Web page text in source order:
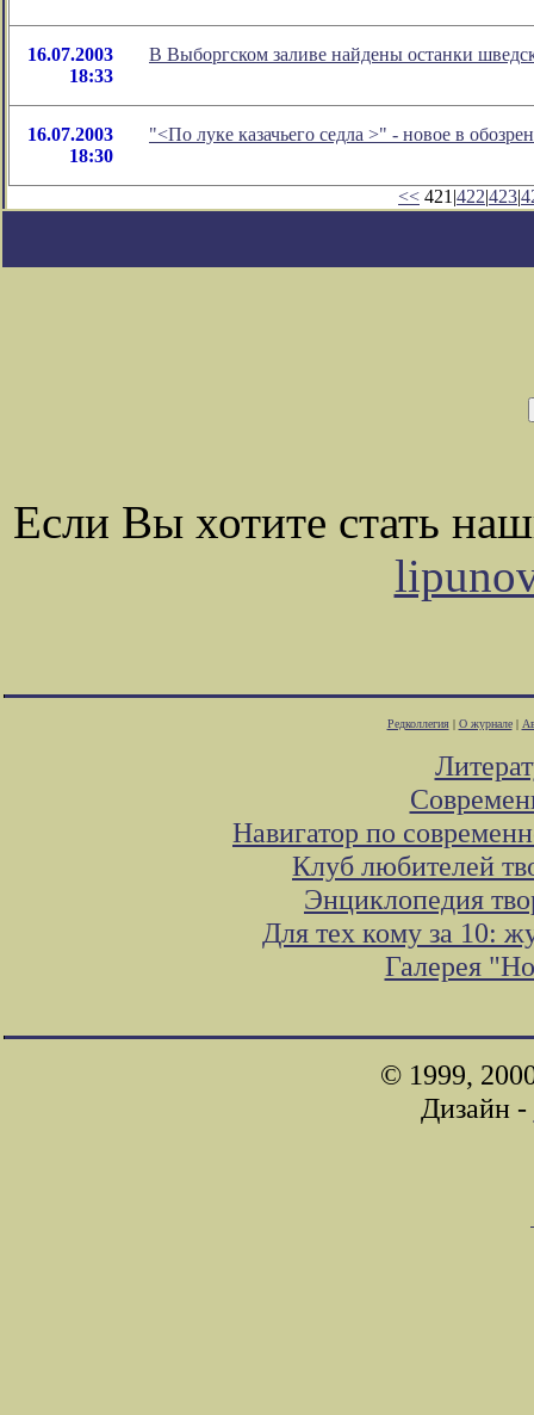
16.07.2003
18:33
В Выборгском заливе найдены останки
16.07.2003
18:30
"<По луке казачьего седла >" - новое в
<< 421|422|423|
Если Вы хотите стать
Редколлегия| О журнале|
Навигатор по
Клуб любителей
Энциклопедия
Для тех кому за 10:
Галерея
© 1999,
Дизайн -